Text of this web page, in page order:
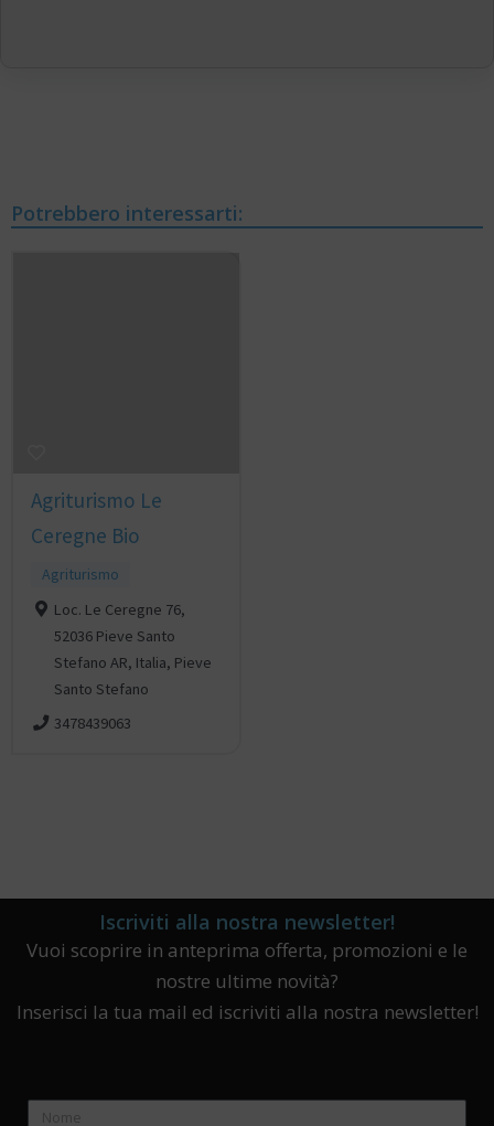
Potrebbero interessarti:
Agriturismo Le
Ceregne Bio
Agriturismo
Loc. Le Ceregne 76,
52036 Pieve Santo
Stefano AR, Italia, Pieve
Santo Stefano
3478439063
Iscriviti alla nostra newsletter!
Vuoi scoprire in anteprima offerta, promozioni e le
nostre ultime novità?
Inserisci la tua mail ed iscriviti alla nostra newsletter!